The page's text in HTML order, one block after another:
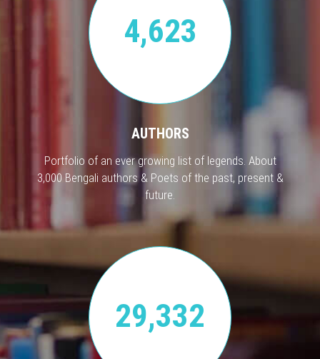
4,623
AUTHORS
Portfolio of an ever growing list of legends. About
3,000 Bengali authors & Poets of the past, present &
future.
29,332